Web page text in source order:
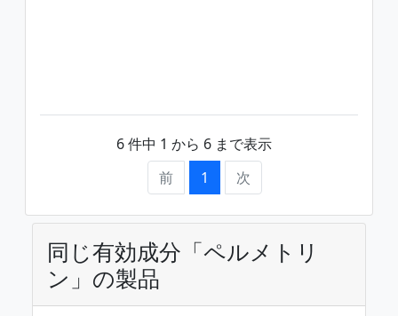
6 件中 1 から 6 まで表示
前
1 次
同じ有効成分「ペルメトリ
ン」の製品